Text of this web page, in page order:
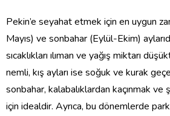
Pekin’e seyahat etmek için en uygun
Mayıs) ve sonbahar (Eylül-Ekim)
sıcaklıkları ılıman ve yağış miktarı
nemli, kış ayları ise soğuk ve kurak
sonbahar, kalabalıklardan kaçınmak ve
için idealdir. Ayrıca, bu dönemlerde